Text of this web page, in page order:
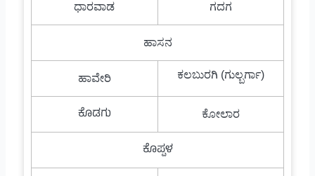
ಧಾರವಾಡ ಗದಗ
ಹಾಸನ
ಹಾವೇರಿ ಕಲಬುರಗಿ (ಗುಲ್ಬರ್ಗಾ)
ಕೊಡಗು ಕೋಲಾರ
ಕೊಪ್ಪಳ